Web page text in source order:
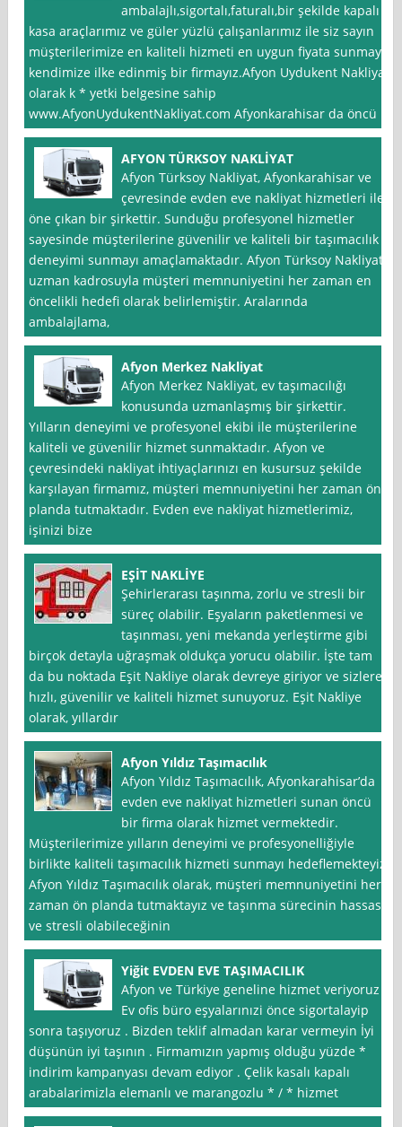
ambalajlı,sigortalı,faturalı,bir şekilde kapalı
kasa araçlarımız ve güler yüzlü çalışanlarımız ile siz sayın
müşterilerimize en kaliteli hizmeti en uygun fiyata sunmayı
kendimize ilke edinmiş bir firmayız.Afyon Uydukent Nakliyat
olarak k * yetki belgesine sahip
www.AfyonUydukentNakliyat.com Afyonkarahisar da öncü
AFYON TÜRKSOY NAKLİYAT
Afyon Türksoy Nakliyat, Afyonkarahisar ve
çevresinde evden eve nakliyat hizmetleri ile
öne çıkan bir şirkettir. Sunduğu profesyonel hizmetler
sayesinde müşterilerine güvenilir ve kaliteli bir taşımacılık
deneyimi sunmayı amaçlamaktadır. Afyon Türksoy Nakliyat,
uzman kadrosuyla müşteri memnuniyetini her zaman en
öncelikli hedefi olarak belirlemiştir. Aralarında
ambalajlama,
Afyon Merkez Nakliyat
Afyon Merkez Nakliyat, ev taşımacılığı
konusunda uzmanlaşmış bir şirkettir.
Yılların deneyimi ve profesyonel ekibi ile müşterilerine
kaliteli ve güvenilir hizmet sunmaktadır. Afyon ve
çevresindeki nakliyat ihtiyaçlarınızı en kusursuz şekilde
karşılayan firmamız, müşteri memnuniyetini her zaman ön
planda tutmaktadır. Evden eve nakliyat hizmetlerimiz,
işinizi bize
EŞİT NAKLİYE
Şehirlerarası taşınma, zorlu ve stresli bir
süreç olabilir. Eşyaların paketlenmesi ve
taşınması, yeni mekanda yerleştirme gibi
birçok detayla uğraşmak oldukça yorucu olabilir. İşte tam
da bu noktada Eşit Nakliye olarak devreye giriyor ve sizlere
hızlı, güvenilir ve kaliteli hizmet sunuyoruz. Eşit Nakliye
olarak, yıllardır
Afyon Yıldız Taşımacılık
Afyon Yıldız Taşımacılık, Afyonkarahisar’da
evden eve nakliyat hizmetleri sunan öncü
bir firma olarak hizmet vermektedir.
Müşterilerimize yılların deneyimi ve profesyonelliğiyle
birlikte kaliteli taşımacılık hizmeti sunmayı hedeflemekteyiz.
Afyon Yıldız Taşımacılık olarak, müşteri memnuniyetini her
zaman ön planda tutmaktayız ve taşınma sürecinin hassas
ve stresli olabileceğinin
Yiğit EVDEN EVE TAŞIMACILIK
Afyon ve Türkiye geneline hizmet veriyoruz
Ev ofis büro eşyalarınızi önce sigortalayip
sonra taşıyoruz . Bizden teklif almadan karar vermeyin İyi
düşünün iyi taşının . Firmamızın yapmış olduğu yüzde *
indirim kampanyası devam ediyor . Çelik kasalı kapalı
arabalarimizla elemanlı ve marangozlu * / * hizmet